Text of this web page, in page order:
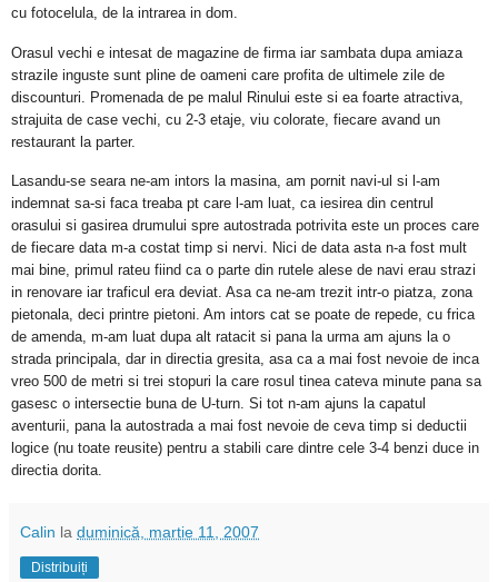
cu fotocelula, de la intrarea in dom.
Orasul vechi e intesat de magazine de firma iar sambata dupa amiaza
strazile inguste sunt pline de oameni care profita de ultimele zile de
discounturi. Promenada de pe malul Rinului este si ea foarte atractiva,
strajuita de case vechi, cu 2-3 etaje, viu colorate, fiecare avand un
restaurant la parter.
Lasandu-se seara ne-am intors la masina, am pornit navi-ul si l-am
indemnat sa-si faca treaba pt care l-am luat, ca iesirea din centrul
orasului si gasirea drumului spre autostrada potrivita este un proces care
de fiecare data m-a costat timp si nervi. Nici de data asta n-a fost mult
mai bine, primul rateu fiind ca o parte din rutele alese de navi erau strazi
in renovare iar traficul era deviat. Asa ca ne-am trezit intr-o piatza, zona
pietonala, deci printre pietoni. Am intors cat se poate de repede, cu frica
de amenda, m-am luat dupa alt ratacit si pana la urma am ajuns la o
strada principala, dar in directia gresita, asa ca a mai fost nevoie de inca
vreo 500 de metri si trei stopuri la care rosul tinea cateva minute pana sa
gasesc o intersectie buna de U-turn. Si tot n-am ajuns la capatul
aventurii, pana la autostrada a mai fost nevoie de ceva timp si deductii
logice (nu toate reusite) pentru a stabili care dintre cele 3-4 benzi duce in
directia dorita.
Calin la duminică, martie 11, 2007
Distribuiți